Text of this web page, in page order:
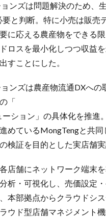
ンズは問題解決のため、
と判断。特に小売は販
に応える農産物をできる
ロスを最小化しつつ収益
すことにした。
ンズは農産物流通DXへ
「
ション」の具体化を推
めているMongTengと共
検証を目的とした実店舗実
店舗にネットワーク端末
析・可視化し、売価設定
本部拠点からクラウドシ
ウド型店舗マネジメント機